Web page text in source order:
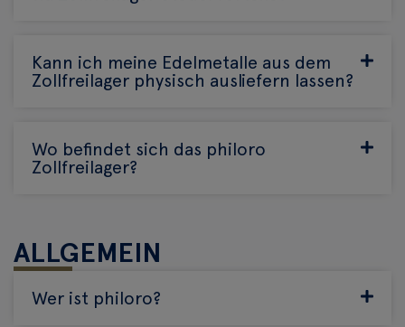
Kann ich meine Edelmetalle aus dem
Zollfreilager physisch ausliefern lassen?
Wo befindet sich das philoro
Zollfreilager?
ALLGEMEIN
Wer ist philoro?